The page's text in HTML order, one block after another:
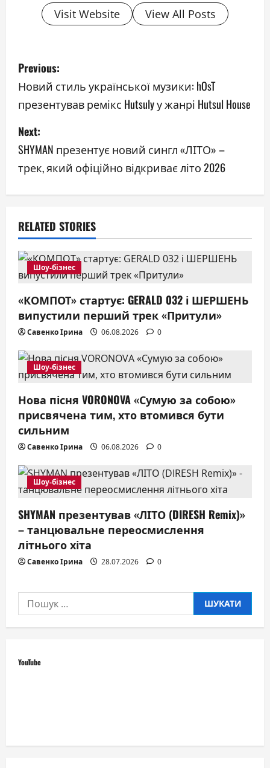
Visit Website View All Posts
P
o
s
t
n
a
i
g
a
t
i
o
n
Previous:
Новий стиль української музики: hOsT
презентував ремікс Hutsuly у жанрі Hutsul House
Next:
SHYMAN презентує новий сингл «ЛІТО» –
трек, який офіційно відкриває літо 2026
RELATED STORIES
Шоу-бізнес
«КОМПОТ» стартує: GERALD 032 і ШЕРШЕНЬ
випустили перший трек «Притули»
Савенко Ірина 06.08.2026 0
Шоу-бізнес
Нова пісня VORONOVA «Сумую за собою»
присвячена тим, хто втомився бути
сильним
Савенко Ірина 06.08.2026 0
Шоу-бізнес
SHYMAN презентував «ЛІТО (DIRESH Remix)»
– танцювальне переосмислення
літнього хіта
Савенко Ірина 28.07.2026 0
Пошук:
YouTube